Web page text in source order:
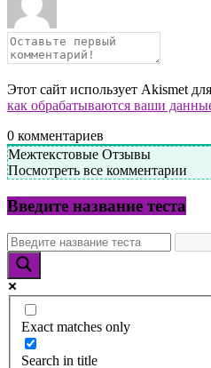
Этот сайт использует Akismet
как обрабатываются ваши
0 комментариев
Межтекстовые Отзывы
Посмотреть все комментарии
Введите название теста
Exact matches only
Search in title